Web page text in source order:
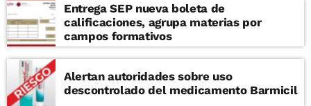
Entrega SEP nueva boleta de
calificaciones, agrupa materias por
campos formativos
Alertan autoridades sobre uso
descontrolado del medicamento Barmicil